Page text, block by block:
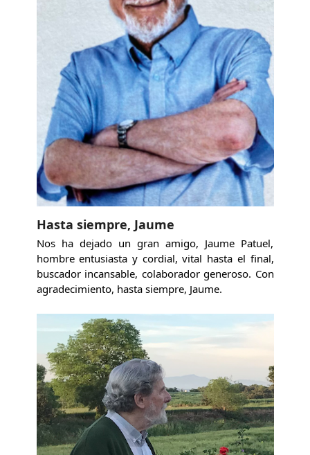
Hasta siempre, Jaume
Nos ha dejado un gran amigo, Jaume Patuel,
hombre entusiasta y cordial, vital hasta el final,
buscador incansable, colaborador generoso. Con
agradecimiento, hasta siempre, Jaume.